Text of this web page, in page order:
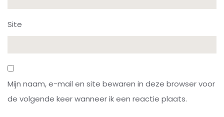
Site
Mijn naam, e-mail en site bewaren in deze browser voor
de volgende keer wanneer ik een reactie plaats.